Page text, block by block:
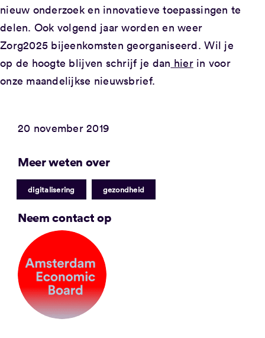
nieuw onderzoek en innovatieve toepassingen te
delen. Ook volgend jaar worden en weer
Zorg2025 bijeenkomsten georganiseerd. Wil je
op de hoogte blijven schrijf je dan hierin voor
onze maandelijkse nieuwsbrief.
20 november 2019
Meer weten over
digitalisering gezondheid
Neem contact op